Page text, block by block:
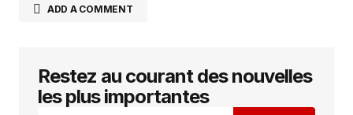
ADD A COMMENT
Votre adresse e-mail ne sera pas publiée. Les
champs obligatoires sont indiqués avec
Restez au courant des nouvelles
les plus importantes